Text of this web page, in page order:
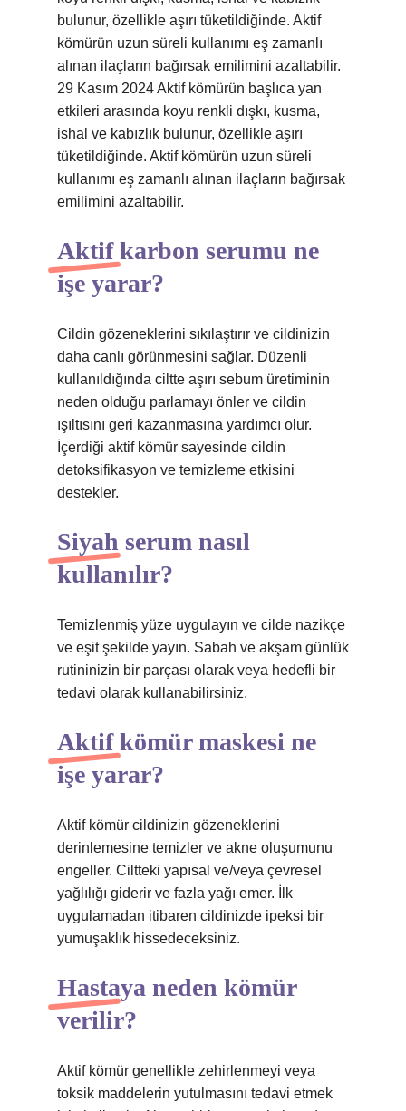
bulunur, özellikle aşırı tüketildiğinde. Aktif
kömürün uzun süreli kullanımı eş zamanlı
alınan ilaçların bağırsak emilimini azaltabilir.
29 Kasım 2024 Aktif kömürün başlıca yan
etkileri arasında koyu renkli dışkı, kusma,
ishal ve kabızlık bulunur, özellikle aşırı
tüketildiğinde. Aktif kömürün uzun süreli
kullanımı eş zamanlı alınan ilaçların bağırsak
emilimini azaltabilir.
Aktif karbon serumu ne
işe yarar?
Cildin gözeneklerini sıkılaştırır ve cildinizin
daha canlı görünmesini sağlar. Düzenli
kullanıldığında ciltte aşırı sebum üretiminin
neden olduğu parlamayı önler ve cildin
ışıltısını geri kazanmasına yardımcı olur.
İçerdiği aktif kömür sayesinde cildin
detoksifikasyon ve temizleme etkisini
destekler.
Siyah serum nasıl
kullanılır?
Temizlenmiş yüze uygulayın ve cilde nazikçe
ve eşit şekilde yayın. Sabah ve akşam günlük
rutininizin bir parçası olarak veya hedefli bir
tedavi olarak kullanabilirsiniz.
Aktif kömür maskesi ne
işe yarar?
Aktif kömür cildinizin gözeneklerini
derinlemesine temizler ve akne oluşumunu
engeller. Ciltteki yapısal ve/veya çevresel
yağlılığı giderir ve fazla yağı emer. İlk
uygulamadan itibaren cildinizde ipeksi bir
yumuşaklık hissedeceksiniz.
Hastaya neden kömür
verilir?
Aktif kömür genellikle zehirlenmeyi veya
toksik maddelerin yutulmasını tedavi etmek